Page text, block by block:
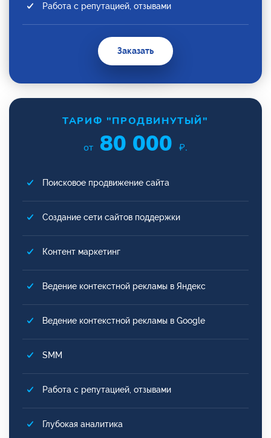
Работа с репутацией, отзывами
Заказать
ТАРИФ "ПРОДВИНУТЫЙ"
от 80 000 ₽.
Поисковое продвижение сайта
Создание сети сайтов поддержки
Контент маркетинг
Ведение контекстной рекламы в Яндекс
Ведение контекстной рекламы в Google
SMM
Работа с репутацией, отзывами
Глубокая аналитика